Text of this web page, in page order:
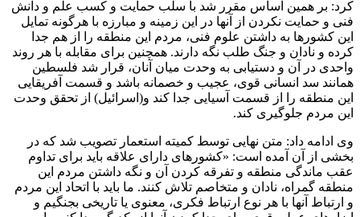
کرد: بر همین اساس مقرر شد با سلب حمایت و کسب علم و دانش
فنی و حمایت نکردن از آنها در این زمینه و مبارزه با هرگونه تمایل
این کشورها به داشتن علوم فنی، مردم این منطقه را از هم جدا
کرده و نادان و جنگ طلب نگه دارند. همچنین برای مقابله با هر روند
واحدی در آن و دستیابی به وحدت میان آنان، قرار شد فلسطین
همانند سد انسانی قوی، عجیب و خصمانه باشد و قسمت آفریقایی
این منطقه را از قسمت آسیایی جدا کند و(اسرائیل) از تحقق وحدت
این مردم جلوگیری کند.
وی ادامه داد: متن نهایی توسط کمیته استعمار تصویب شد که در
بخشی از آن آمده است: «کشورهای دارای علاقه باید برای تداوم
عقب ماندگی منطقه و تفرقه کردن آن و نگه داشتن مردم این
منطقه گمراه، نادان و متخاصم تلاش کنند. ما باید با اتحاد این مردم
و ارتباط آنها با هر نوع ارتباط فکری، معنوی یا تاریخی بجنگیم و